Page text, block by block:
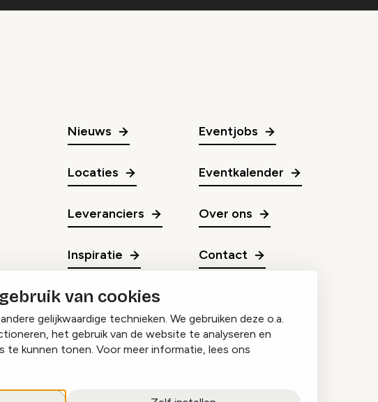
van cookies
gelijkwaardige technieken. We gebruiken deze o.a.
het gebruik van de website te analyseren en
kunnen tonen. Voor meer informatie, lees ons
Nieuws
Locaties
Leveranciers
Inspiratie
Eventjobs
Eventkalender
Over ons
Contact